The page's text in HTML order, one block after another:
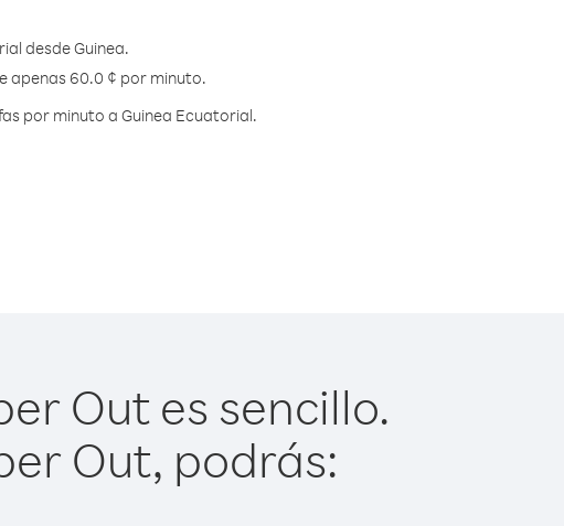
desde Guinea.
apenas 60.0 ¢ por minuto.
por minuto a Guinea Ecuatorial.
Out es sencillo.
Out, podrás: